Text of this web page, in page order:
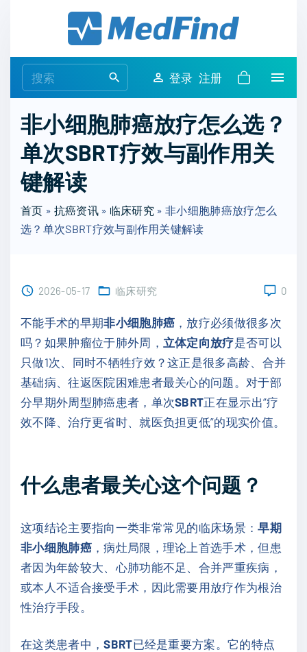
e
r
c
h
r
:
登录 注册
非小细胞肺癌放疗怎么选？
单次SBRT疗效与副作用关
键解读
首页 » 抗癌资讯» 临床研究 »非小细胞肺癌放疗怎么
选？单次SBRT疗效与副作用关键解读
2026-05-17 临床研究 0
不能手术的早期非小细胞肺癌 ，放疗必须做很多次
吗？如果肿瘤位于肺外周， 立体定向放疗是否可以
只做1次、同时不牺牲疗效？这正是很多高龄、合并
基础病、往返医院困难患者最关心的问题。对于部
分早期外周型肺癌患者，单次SBRT正在显示出“疗
效不降、治疗更省时、就医负担更低”的现实价值。
什么患者最关心这个问题？
这项结论主要指向一类非常常见的临床场景：早期
非小细胞肺癌，病灶局限，理论上首选手术，但患
者因为年龄较大、心肺功能不足、合并严重疾病，
或本人不适合接受手术，因此需要用放疗作为根治
性治疗手段。
在这类患者中，SBRT已经是重要方案。它的特点